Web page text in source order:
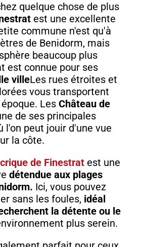
quelque chose de plus
est une excellente
commune n'est qu'à
de Benidorm, mais
beaucoup plus
est connue pour ses
villeLes rues étroites et
vous transportent
Les Château de
de ses principales
l'on peut jouir d'une vue
la côte.
de Finestratest une
détendue aux plages
Ici, vous pouvez
sans les foules, idéal
la détente ou le
plus serein.